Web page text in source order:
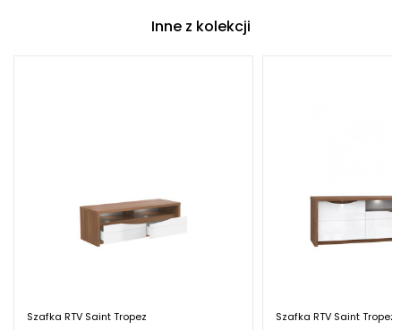
Inne z kolekcji
Szafka RTV Saint Tropez Szafka RTV Saint Tropez